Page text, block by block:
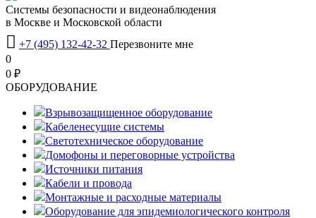
Системы безопасности и видеонаблюдения
в Москве и Московской области
 +7 (495) 132-42-32 Перезвоните мне
0
0 ₽
OБОРУДОВАНИЕ
Взрывозащищенное оборудование
Кабеленесущие системы
Светотехническое оборудование
Домофоны и переговорные устройства
Источники питания
Кабели и провода
Монтажные и расходные материалы
Оборудование для эпидемиологического контроля